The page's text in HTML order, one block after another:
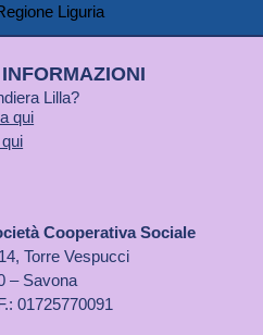
Lilla?
qui
Cooperativa Sociale
Torre Vespucci
– Savona
01725770091